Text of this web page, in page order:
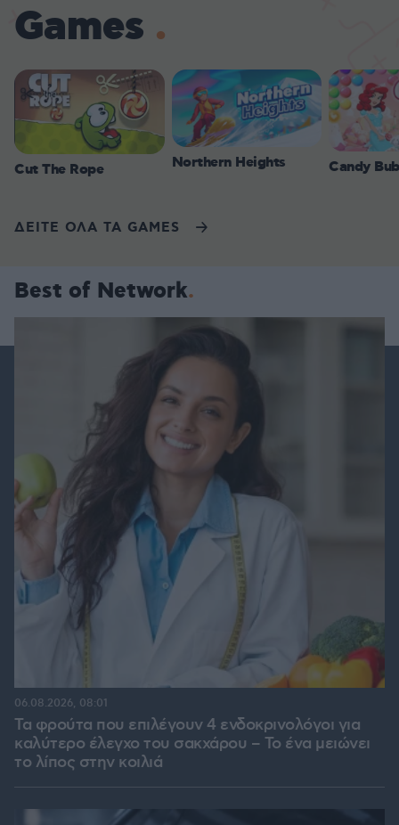
Games
Cut The Rope Northern Heights Candy
ΔΕΙΤΕ ΟΛΑ ΤΑ GAMES
Best of Network
Τα φρούτα που επιλέγουν 4 ενδοκρινολόγοι για
καλύτερο έλεγχο του σακχάρου – Το ένα μειώνει
το λίπος στην κοιλιά
06.08.2026, 08:01